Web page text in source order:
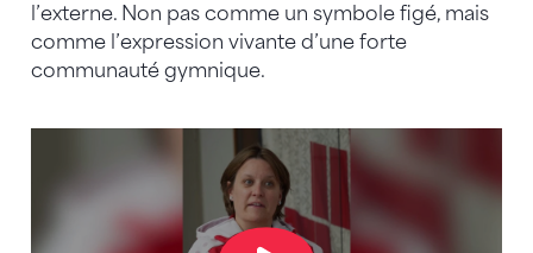
l’externe. Non pas comme un symbole figé, mais
comme l’expression vivante d’une forte
communauté gymnique.